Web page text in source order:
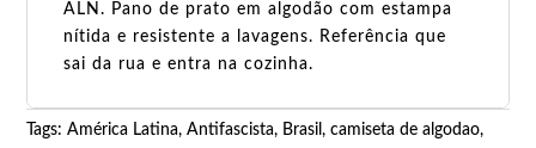
ALN. Pano de prato em algodão com estampa
nítida e resistente a lavagens. Referência que
sai da rua e entra na cozinha.
Tags:América Latina,Antifascista, Brasil,camiseta de algodao,